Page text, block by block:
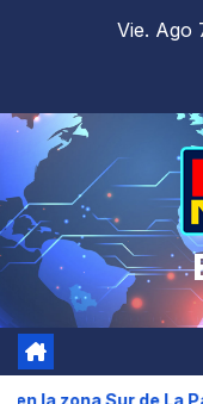
Vie. Ago
de La Paz ABC: